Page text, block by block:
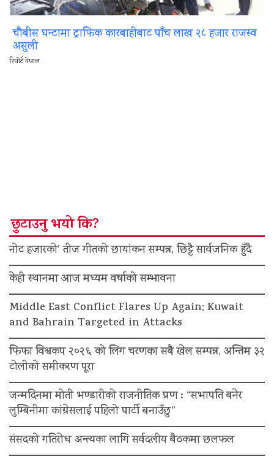
चौबीस घन्टामा ट्राफिक कारबाहीबाट पाँच लाख २८ हजार राजस्व
असुली
रिपोर्ट नेपाल
छुटाउनु भयो कि?
नोट हजारको’ तीज गीतको छायांकन सम्पन्न, छिट्टै सार्वजनिक हुँदै
केही स्थानमा आज मध्यम वर्षाको सम्भावना
Middle East Conflict Flares Up Again; Kuwait
and Bahrain Targeted in Attacks
फिफा विश्वकप २०२६ को लिग चरणका सबै खेल सम्पन्न, अन्तिम ३२
टोलीको समीकरण पूरा
जन्मदिनमा मोती भण्डारीको राजनीतिक प्रण : “सभापति बनेर
लुम्बिनीमा कांग्रेसलाई पहिलो पार्टी बनाउँछु”
संसदको गतिरोध अन्त्यका लागि सर्वदलीय बैठकमा छलफल